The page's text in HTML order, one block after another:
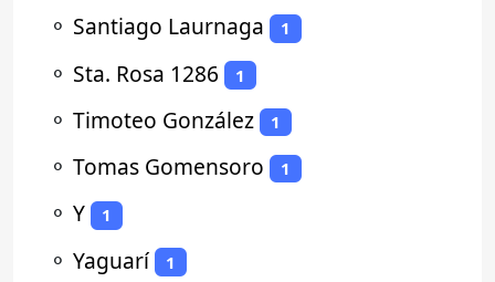
⚬ Santiago Laurnaga 1
⚬ Sta. Rosa 1286 1
⚬ Timoteo González 1
⚬ Tomas Gomensoro 1
⚬ Y 1
⚬ Yaguarí 1